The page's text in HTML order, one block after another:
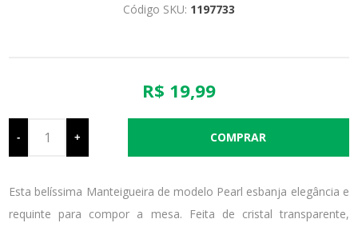
Código SKU: 1197733
R$ 19,99
- +
Esta belíssima Manteigueira de modelo Pearl esbanja elegância e
requinte para compor a mesa. Feita de cristal transparente,